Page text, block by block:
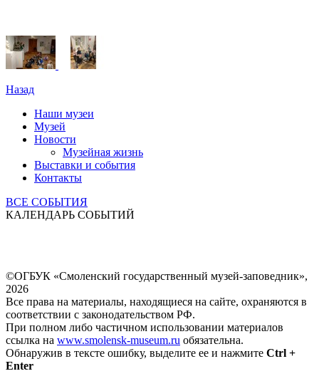
Назад
Наши музеи
Музей
Новости
Музейная жизнь
Выставки и события
Контакты
ВСЕ СОБЫТИЯ
КАЛЕНДАРЬ СОБЫТИЙ
©ОГБУК «Смоленский государственный музей-заповедник»,
2026
Все права на материалы, находящиеся на сайте, охраняются в
соответствии с законодательством РФ.
При полном либо частичном использовании материалов
ссылка на www.smolensk-museum.ru обязательна.
Обнаружив в тексте ошибку, выделите ее и нажмите Ctrl +
Enter